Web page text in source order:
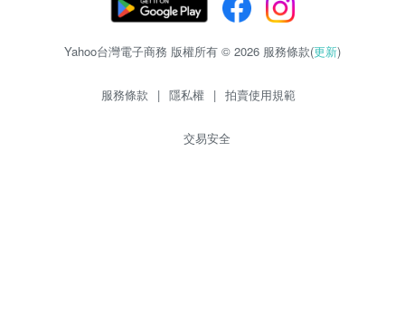
Yahoo台灣電子商務 版權所有 © 2026 服務條款(更新)
服務條款 | 隱私權 | 拍賣使用規範
交易安全